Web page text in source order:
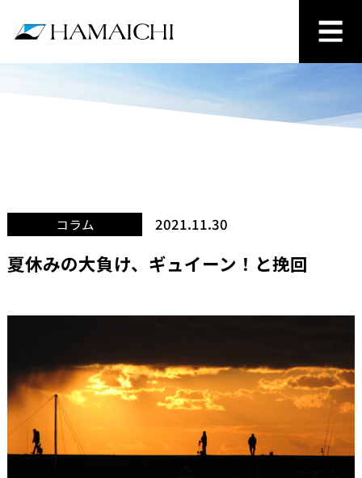
コラム 2021.11.30
夏休みの大負け、ギュイーン！と挽回